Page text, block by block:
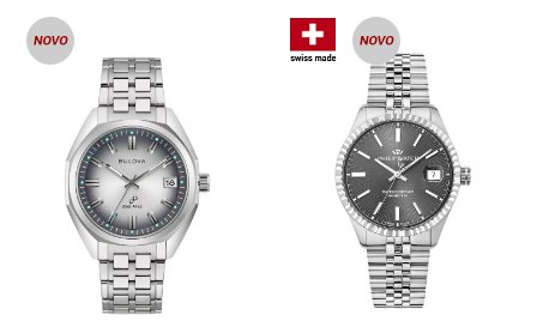
DODAJ U KORPU